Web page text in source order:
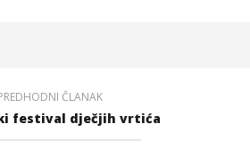
ČLANAK
festival dječjih vrtića